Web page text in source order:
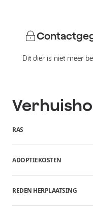
Dit dier is niet meer
RAS
ADOPTIEKOSTEN
REDEN HERPLAATSING